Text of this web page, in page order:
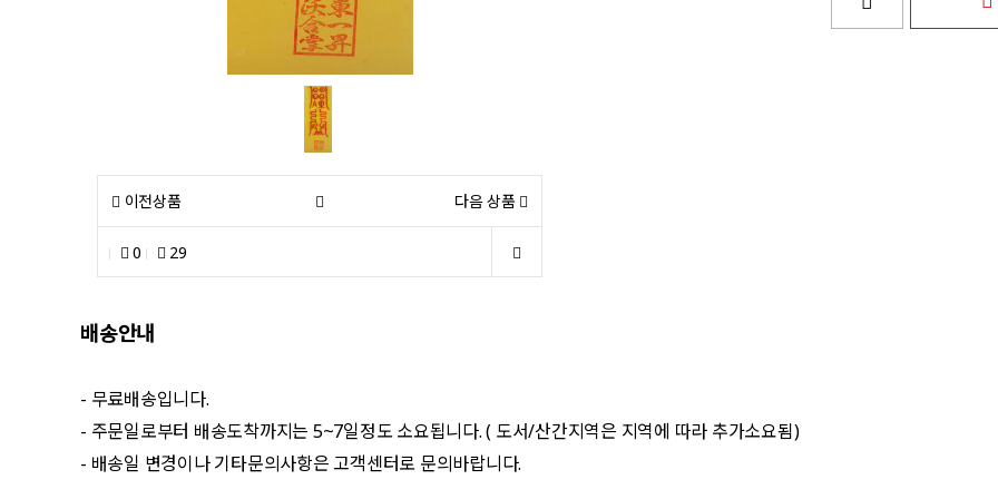
이전상품 다음 상품
0 29
배송안내
- 무료배송입니다.
- 주문일로부터 배송도착까지는 5~7일정도 소요됩니다. ( 도서/산간지역은 지역에 따라 추가소요됨)
- 배송일 변경이나 기타문의사항은 고객센터로 문의바랍니다.